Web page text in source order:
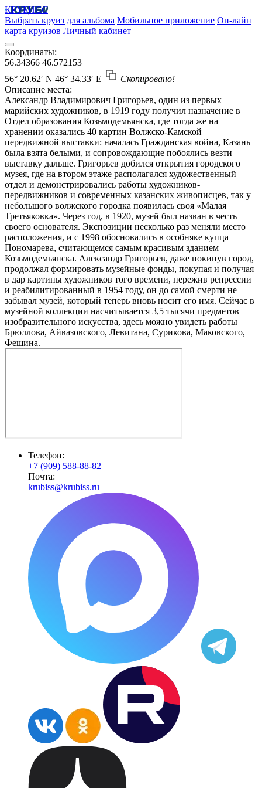
КРУБИСС
Выбрать круиз для альбома Мобильное приложение Он-лайн
карта круизов Личный кабинет
Координаты:
56.34366 46.572153
56° 20.62′ N 46° 34.33′ E
Скопировано!
Описание места:
Александр Владимирович Григорьев, один из первых
марийских художников, в 1919 году получил назначение в
Отдел образования Козьмодемьянска, где тогда же на
хранении оказались 40 картин Волжско-Камской
передвижной выставки: началась Гражданская война, Казань
была взята белыми, и сопровождающие побоялись везти
выставку дальше. Григорьев добился открытия городского
музея, где на втором этаже располагался художественный
отдел и демонстрировались работы художников-
передвижников и современных казанских живописцев, так у
небольшого волжского городка появилась своя «Малая
Третьяковка». Через год, в 1920, музей был назван в честь
своего основателя. Экспозиции несколько раз меняли место
расположения, и с 1998 обосновались в особняке купца
Пономарева, считающемся самым красивым зданием
Козьмодемьянска. Александр Григорьев, даже покинув город,
продолжал формировать музейные фонды, покупая и получая
в дар картины художников того времени, пережив репрессии
и реабилитированный в 1954 году, он до самой смерти не
забывал музей, который теперь вновь носит его имя. Сейчас в
музейной коллекции насчитывается 3,5 тысячи предметов
изобразительного искусства, здесь можно увидеть работы
Брюллова, Айвазовского, Левитана, Сурикова, Маковского,
Фешина.
Телефон:
+7 (909) 588-88-82
Почта:
krubiss@krubiss.ru